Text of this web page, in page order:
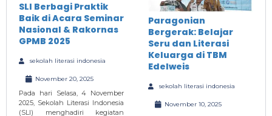
SLI Berbagi Praktik
Baik di Acara Seminar
Nasional & Rakornas
GPMB 2025
sekolah literasi indonesia
November 20, 2025
Pada hari Selasa, 4 November
2025, Sekolah Literasi Indonesia
(SLI) menghadiri kegiatan
Paragonian
Bergerak: Belajar
Seru dan Literasi
Keluarga di TBM
Edelweis
sekolah literasi indonesia
November 10, 2025